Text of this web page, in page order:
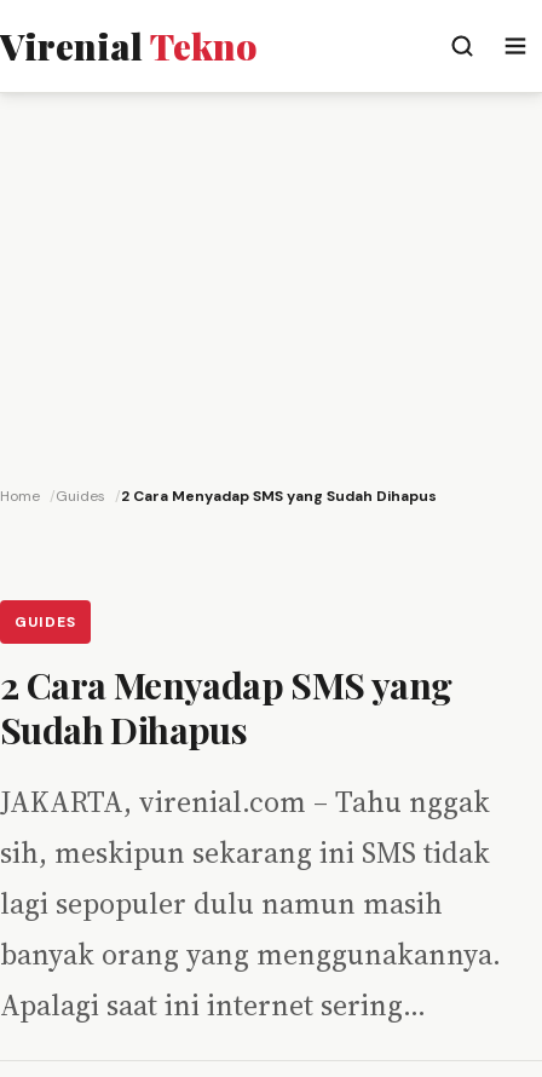
VirenialTekno
Home Guides 2 Cara Menyadap SMS yang Sudah Dihapus
GUIDES
2 Cara Menyadap SMS yang
Sudah Dihapus
JAKARTA, virenial.com – Tahu nggak
sih, meskipun sekarang ini SMS tidak
lagi sepopuler dulu namun masih
banyak orang yang menggunakannya.
Apalagi saat ini internet sering…